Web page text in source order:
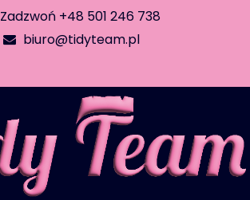
Zadzwoń +48 501 246 738
biuro@tidyteam.pl